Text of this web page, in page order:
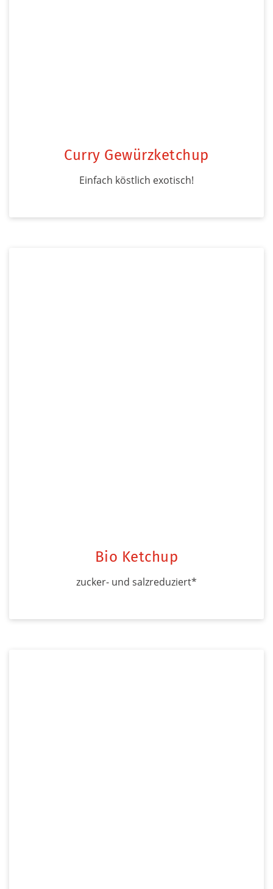
Curry Gewürzketchup
Einfach köstlich exotisch!
Bio Ketchup
zucker- und salzreduziert*